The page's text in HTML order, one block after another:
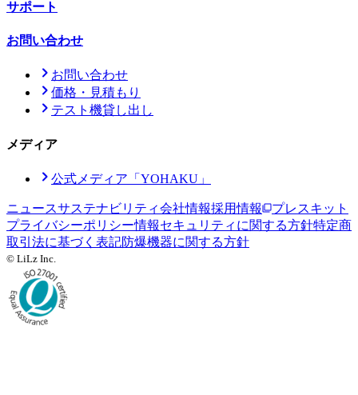
サポート
お問い合わせ
お問い合わせ
価格・見積もり
テスト機貸し出し
メディア
公式メディア「YOHAKU」
ニュースサステナビリティ会社情報採用情報
プレスキット
プライバシーポリシー情報セキュリティに関する方針特定商
取引法に基づく表記防爆機器に関する方針
© LiLz Inc.